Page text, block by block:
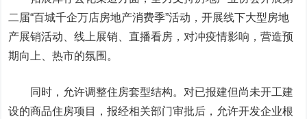
二届“百城千企万店房地产消费季”活动，开展线下大型房地
产展销活动、线上展销、直播看房，对冲疫情影响，营造预
期向上、热市的氛围。
同时，允许调整住房套型结构。对已报建但尚未开工建
设的商品住房项目，报经相关部门审批后，允许开发企业根